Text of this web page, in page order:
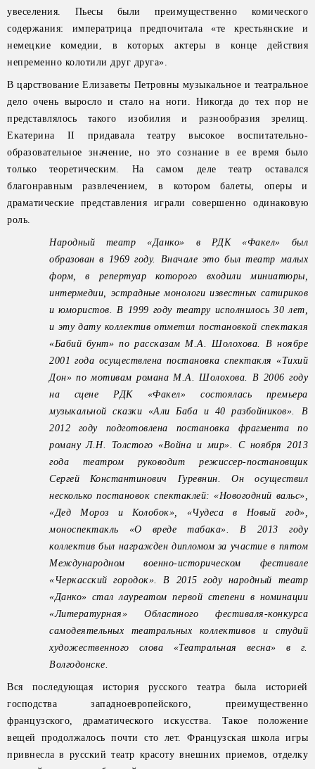
увеселения. Пьесы были преимущественно комического
содержания: императрица предпочитала «те крестьянские и
немецкие комедии, в которых актеры в конце действия
непременно колотили друг друга».
В царствование Елизаветы Петровны музыкальное и театральное
дело очень выросло и стало на ноги. Никогда до тех пор не
представлялось такого изобилия и разнообразия зрелищ.
Екатерина II придавала театру высокое воспитательно-
образовательное значение, но это сознание в ее время было
только теоретическим. На самом деле театр оставался
благонравным развлечением, в котором балеты, оперы и
драматические представления играли совершенно одинаковую
роль.
Народный театр «Данко» в РДК «Факел» был
образован в 1969 году. Вначале это был театр малых
форм, в репертуар которого входили миниатюры,
интермедии, эстрадные монологи известных сатириков
и юмористов. В 1999 году театру исполнилось 30 лет,
и эту дату коллектив отметил постановкой спектакля
«Бабий бунт» по рассказам М.А. Шолохова. В ноябре
2001 года осуществлена постановка спектакля «Тихий
Дон» по мотивам романа М.А. Шолохова. В 2006 году
на сцене РДК «Факел» состоялась премьера
музыкальной сказки «Али Баба и 40 разбойников». В
2012 году подготовлена постановка фрагмента по
роману Л.Н. Толстого «Война и мир». С ноября 2013
года театром руководит режиссер-постановщик
Сергей Константинович Гуревнин. Он осуществил
несколько постановок спектаклей: «Новогодний вальс»,
«Дед Мороз и Колобок», «Чудеса в Новый год»,
моноспектакль «О вреде табака». В 2013 году
коллектив был награжден дипломом за участие в пятом
Международном военно-историческом фестивале
«Черкасский городок». В 2015 году народный театр
«Данко» стал лауреатом первой степени в номинации
«Литературная» Областного фестиваля-конкурса
самодеятельных театральных коллективов и студий
художественного слова «Театральная весна» в г.
Волгодонске.
Вся последующая история русского театра была историей
господства западноевропейского, преимущественно
французского, драматического искусства. Такое положение
вещей продолжалось почти сто лет. Французская школа игры
привнесла в русский театр красоту внешних приемов, отделку